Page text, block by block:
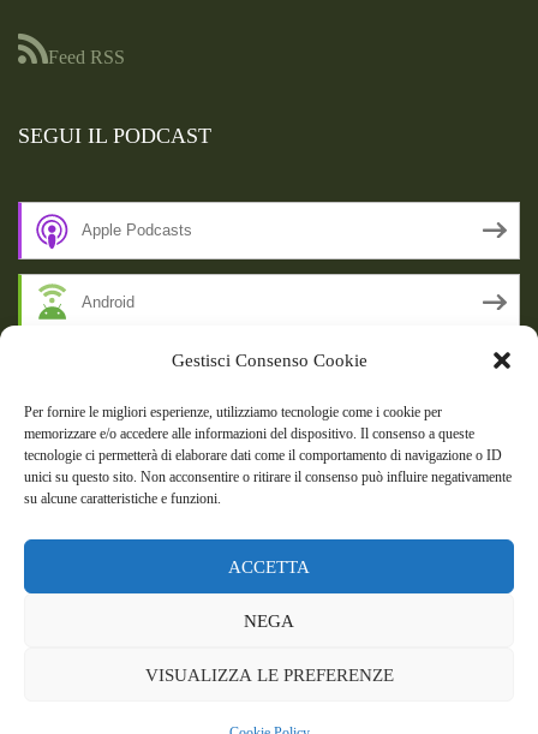
Gestisci Consenso Cookie
Per fornire le migliori esperienze, utilizziamo tecnologie come i cookie per
memorizzare e/o accedere alle informazioni del dispositivo. Il consenso a queste
tecnologie ci permetterà di elaborare dati come il comportamento di navigazione o ID
unici su questo sito. Non acconsentire o ritirare il consenso può influire negativamente
su alcune caratteristiche e funzioni.
ACCETTA
NEGA
VISUALIZZA LE PREFERENZE
Feed RSS
SEGUI IL PODCAST
Apple Podcasts
Android
RSS
Theme:Talon
Giochi DBC Podcast Cookie Policy (UE)